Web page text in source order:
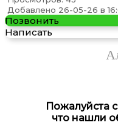
дрель-шуруповерт Xiaomi
Добавлено 26-05-26 в
Позвонить
Написать
Пожалуйста
что нашли